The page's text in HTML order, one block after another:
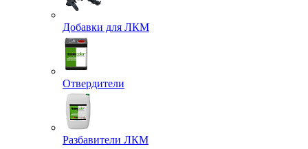
Добавки для ЛКМ
Отвердители
Разбавители ЛКМ